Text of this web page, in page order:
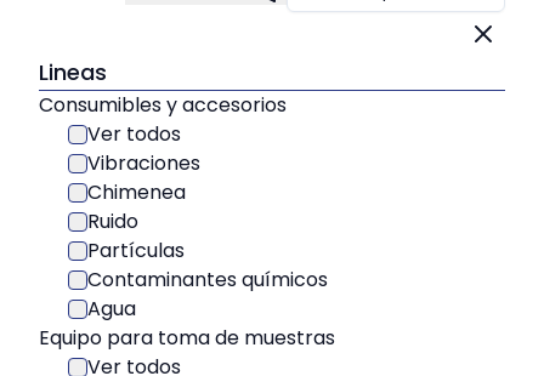
Lineas
Consumibles y accesorios
Ver todos
Vibraciones
Chimenea
Ruido
Partículas
Contaminantes químicos
Agua
Equipo para toma de muestras
Ver todos